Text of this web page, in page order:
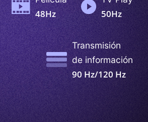
48Hz 50Hz
Transmisión
de información
90 Hz/120 Hz